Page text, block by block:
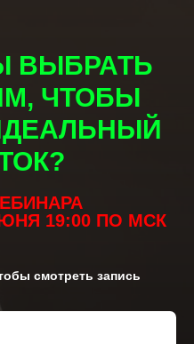
ВЫБРАТЬ
ЧТОБЫ
19:00 ПО МСК
смотреть запись